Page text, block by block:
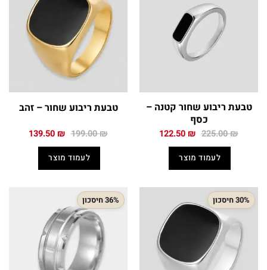
טבעת ריבוע שחור קטנה –
כסף
225.00₪ המחיר
225.00 ₪.
122.50 ₪ המחיר
לעמוד מוצר
טבעת ריבוע שחור – זהב
199.00₪ המחיר
199.00 ₪.
139.50 ₪ המחיר
לעמוד מוצר
30% חיסכון 36% חיסכון